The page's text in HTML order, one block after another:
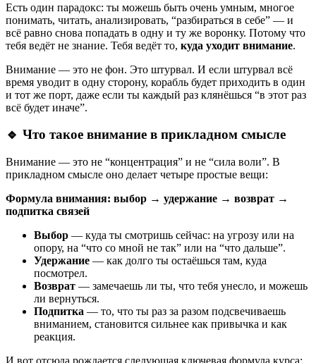
Есть один парадокс: ты можешь быть очень умным, многое
понимать, читать, анализировать, “разбираться в себе” — и
всё равно снова попадать в одну и ту же воронку. Потому что
тебя ведёт не знание. Тебя ведёт то, куда уходит внимание.
Внимание — это не фон. Это штурвал. И если штурвал всё
время уводит в одну сторону, корабль будет приходить в один
и тот же порт, даже если ты каждый раз клянёшься “в этот раз
всё будет иначе”.
🔹 Что такое внимание в прикладном смысле
Внимание — это не “концентрация” и не “сила воли”. В
прикладном смысле оно делает четыре простые вещи:
Формула внимания: выбор → удержание → возврат →
подпитка связей
Выбор — куда ты смотришь сейчас: на угрозу или на
опору, на “что со мной не так” или на “что дальше”.
Удержание — как долго ты остаёшься там, куда
посмотрел.
Возврат — замечаешь ли ты, что тебя унесло, и можешь
ли вернуться.
Подпитка — то, что ты раз за разом подсвечиваешь
вниманием, становится сильнее как привычка и как
реакция.
И вот отсюда рождается следующая ключевая формула курса: